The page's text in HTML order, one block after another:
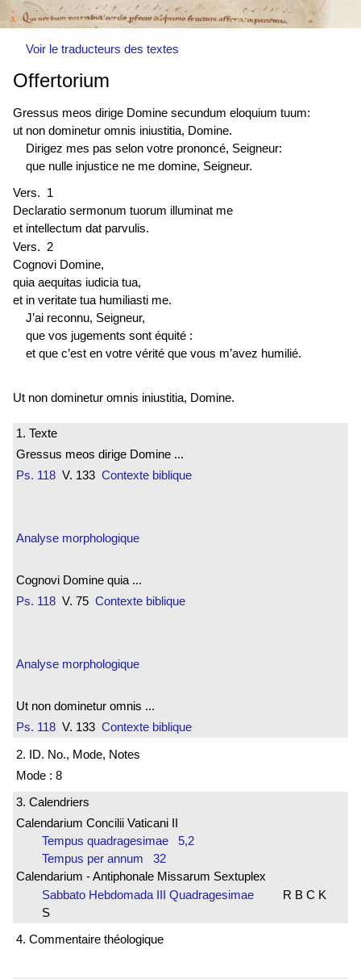
Voir le traducteurs des textes
Offertorium
Gressus meos dirige Domine secundum eloquium tuum:
ut non dominetur omnis iniustitia, Domine.
Dirigez mes pas selon votre prononcé, Seigneur:
que nulle injustice ne me domine, Seigneur.
Vers. 1
Declaratio sermonum tuorum illuminat me
et intellectum dat parvulis.
Vers. 2
Cognovi Domine,
quia aequitas iudicia tua,
et in veritate tua humiliasti me.
J’ai reconnu, Seigneur,
que vos jugements sont équité :
et que c’est en votre vérité que vous m’avez humilié.
Ut non dominetur omnis iniustitia, Domine.
1. Texte
Gressus meos dirige Domine ...
Ps. 118 V. 133 Contexte biblique
Analyse morphologique
Cognovi Domine quia ...
Ps. 118 V. 75 Contexte biblique
Analyse morphologique
Ut non dominetur omnis ...
Ps. 118 V. 133 Contexte biblique
2. ID. No., Mode, Notes
Mode : 8
3. Calendriers
Calendarium Concilii Vaticani II
Tempus quadragesimae 5,2
Tempus per annum 32
Calendarium - Antiphonale Missarum Sextuplex
Sabbato Hebdomada III Quadragesimae
R B C K
S
4. Commentaire théologique